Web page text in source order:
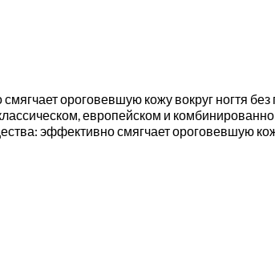
ороговевшую кожу вокруг ногтя
европейском и
эффективно смягчает ороговевшую